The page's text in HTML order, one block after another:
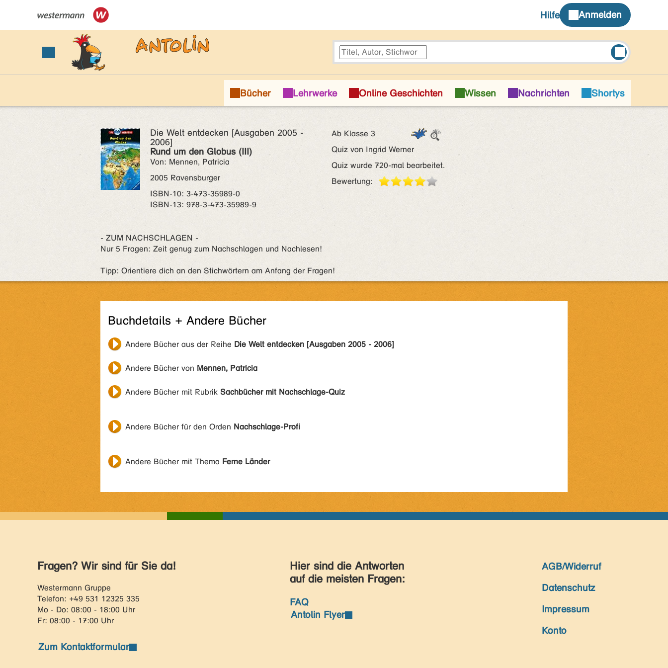
Die Welt entdecken [Ausgaben 2005 -
2006]
Rund um den Globus (III)
Von: Mennen, Patricia
2005 Ravensburger
ISBN‑10: 3-473-35989-0
ISBN‑13: 978-3-473-35989-9
Ab Klasse 3
Quiz von Ingrid Werner
Quiz wurde 720-mal bearbeitet.
Bewertung:
- ZUM NACHSCHLAGEN -
Nur 5 Fragen: Zeit genug zum Nachschlagen und Nachlesen!
Tipp: Orientiere dich an den Stichwörtern am Anfang der Fragen!
Buchdetails + Andere Bücher
Andere Bücher aus der Reihe Die Welt entdecken [Ausgaben 2005 - 2006]
Andere Bücher von Mennen, Patricia
Andere Bücher mit Rubrik Sachbücher mit Nachschlage-Quiz
Andere Bücher für den Orden Nachschlage-Profi
Andere Bücher mit Thema Ferne Länder